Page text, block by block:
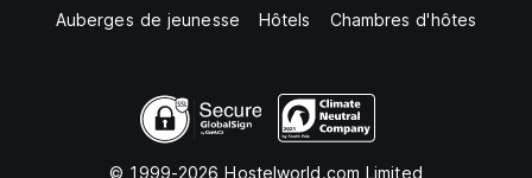
Auberges de jeunesse Hôtels Chambres d'hôtes
© 1999-2026 Hostelworld.com Limited